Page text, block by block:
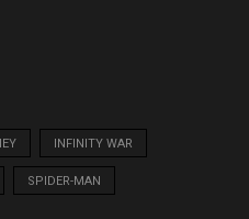
INFINITY WAR
SPIDER-MAN